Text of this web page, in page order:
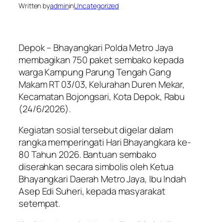
Written byadmininUncategorized
Depok – Bhayangkari Polda Metro Jaya
membagikan 750 paket sembako kepada
warga Kampung Parung Tengah Gang
Makam RT 03/03, Kelurahan Duren Mekar,
Kecamatan Bojongsari, Kota Depok, Rabu
(24/6/2026).
Kegiatan sosial tersebut digelar dalam
rangka memperingati Hari Bhayangkara ke-
80 Tahun 2026. Bantuan sembako
diserahkan secara simbolis oleh Ketua
Bhayangkari Daerah Metro Jaya, Ibu Indah
Asep Edi Suheri, kepada masyarakat
setempat.